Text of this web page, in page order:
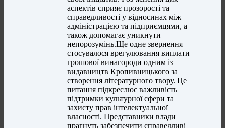
аспектів сприяє прозорості та
справедливості у відносинах між
адміністрацією та підприємцями, а
також допомагає уникнути
непорозумінь.Ще одне звернення
стосувалося врегулювання виплати
грошової винагороди одним із
видавництв Кропивницького за
створення літературного твору. Це
питання підкреслює важливість
підтримки культурної сфери та
захисту прав інтелектуальної
власності. Представники влади
прагнуть забезпечити справедливі